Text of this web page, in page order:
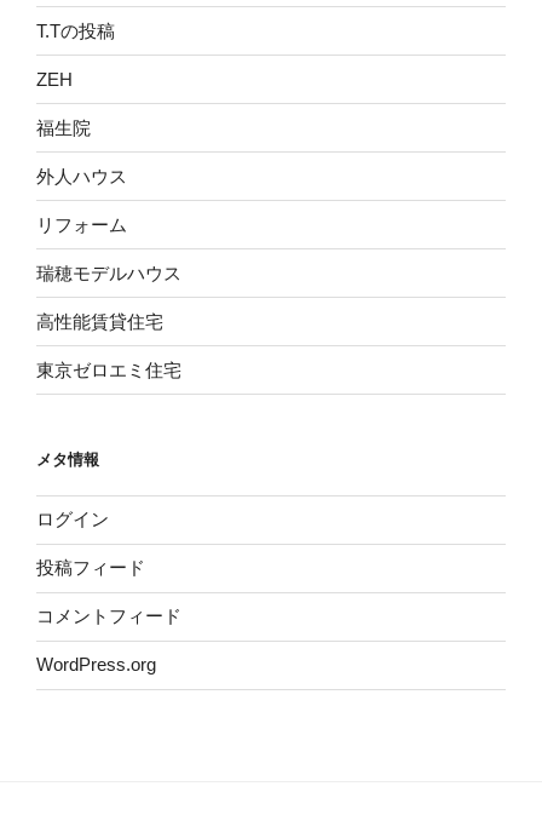
T.Tの投稿
ZEH
福生院
外人ハウス
リフォーム
瑞穂モデルハウス
高性能賃貸住宅
東京ゼロエミ住宅
メタ情報
ログイン
投稿フィード
コメントフィード
WordPress.org